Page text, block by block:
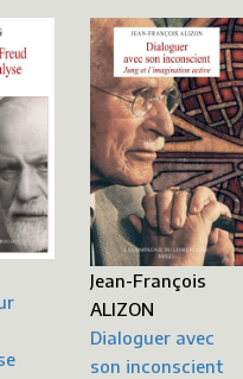
Jean-François
ALIZON
Dialoguer avec
son inconscient